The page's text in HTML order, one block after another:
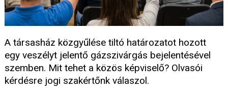
A társasház közgyűlése tiltó határozatot hozott
egy veszélyt jelentő gázszivárgás bejelentésével
szemben. Mit tehet a közös képviselő? Olvasói
kérdésre jogi szakértőnk válaszol.